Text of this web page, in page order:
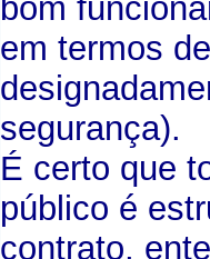
bom
em termos
segurança).
É certo que
público é
contrato,